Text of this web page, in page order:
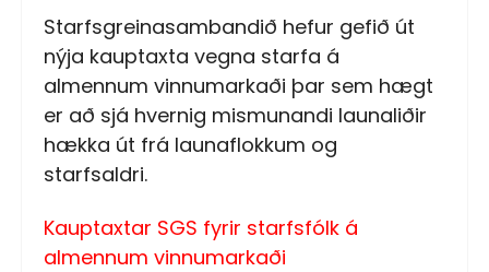
Starfsgreinasambandið hefur gefið út
nýja kauptaxta vegna starfa á
almennum vinnumarkaði þar sem hægt
er að sjá hvernig mismunandi launaliðir
hækka út frá launaflokkum og
starfsaldri.
Kauptaxtar SGS fyrir starfsfólk á
almennum vinnumarkaði